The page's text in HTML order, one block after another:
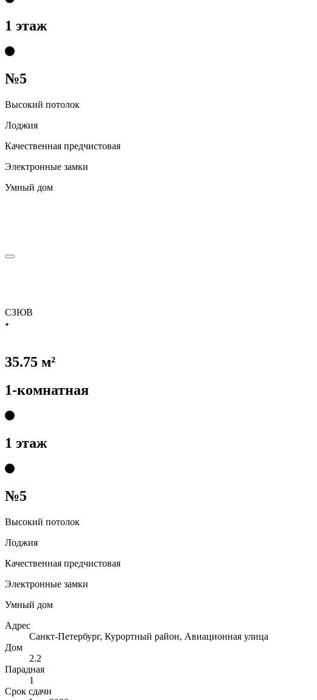
1 этаж
№5
Высокий потолок
Лоджия
Качественная предчистовая
Электронные замки
Умный дом
СЗЮВ
35.75 м²
1-комнатная
1 этаж
№5
Высокий потолок
Лоджия
Качественная предчистовая
Электронные замки
Умный дом
Адрес
Санкт-Петербург, Курортный район, Авиационная улица
Дом
2.2
Парадная
1
Срок сдачи